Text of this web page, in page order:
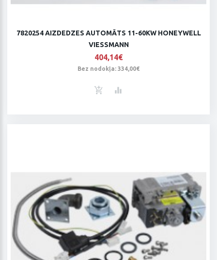
7820254 AIZDEDZES AUTOMĀTS 11-60KW HONEYWELL
VIESSMANN
404,14€
Bez nodokļa: 334,00€